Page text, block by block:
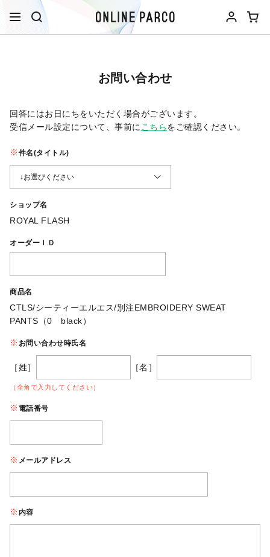
お問い合わせ
回答にはお日にちをいただく場合がございます。
受信メール設定について、事前に こちらをご確認ください。​
件名(タイトル)
ショップ名
ROYAL FLASH
オーダーＩＤ
商品名
CTLS/シーティーエルエス/別注EMBROIDERY SWEAT
PANTS（0 black）
お問い合わせ時氏名
［姓］ ［名］
（全角で入力してください）
電話番号
メールアドレス
内容